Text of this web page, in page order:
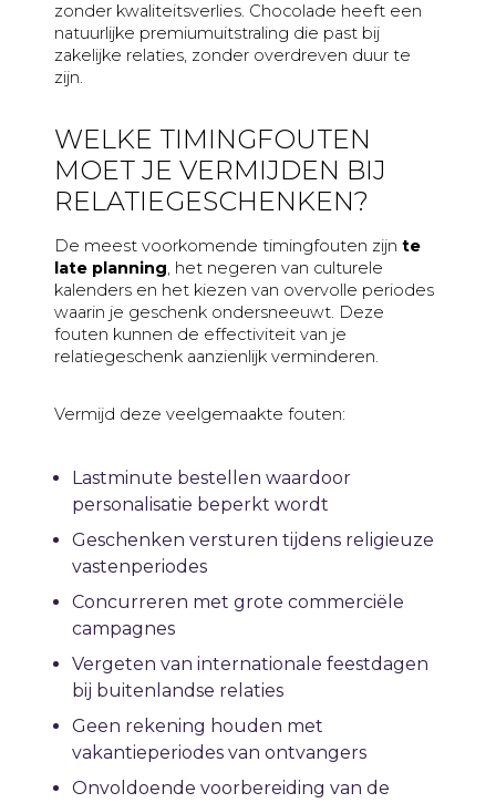
zonder kwaliteitsverlies. Chocolade heeft een
natuurlijke premiumuitstraling die past bij
zakelijke relaties, zonder overdreven duur te
zijn.
WELKE TIMINGFOUTEN
MOET JE VERMIJDEN BIJ
RELATIEGESCHENKEN?
De meest voorkomende timingfouten zijnte
late planning, het negeren van culturele
kalenders en het kiezen van overvolle periodes
waarin je geschenk ondersneeuwt. Deze
fouten kunnen de effectiviteit van je
relatiegeschenk aanzienlijk verminderen.
Vermijd deze veelgemaakte fouten:
Lastminute bestellen waardoor
personalisatie beperkt wordt
Geschenken versturen tijdens religieuze
vastenperiodes
Concurreren met grote commerciële
campagnes
Vergeten van internationale feestdagen
bij buitenlandse relaties
Geen rekening houden met
vakantieperiodes van ontvangers
Onvoldoende voorbereiding van de